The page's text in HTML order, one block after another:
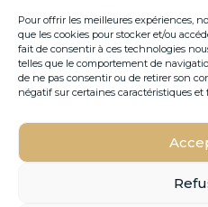
Pour offrir les meilleures expériences,
que les cookies pour stocker et/ou
fait de consentir à ces technologies
telles que le comportement de
de ne pas consentir ou de retirer son
négatif sur certaines caractéristiques et
E
-
m
i
E
E
-
a